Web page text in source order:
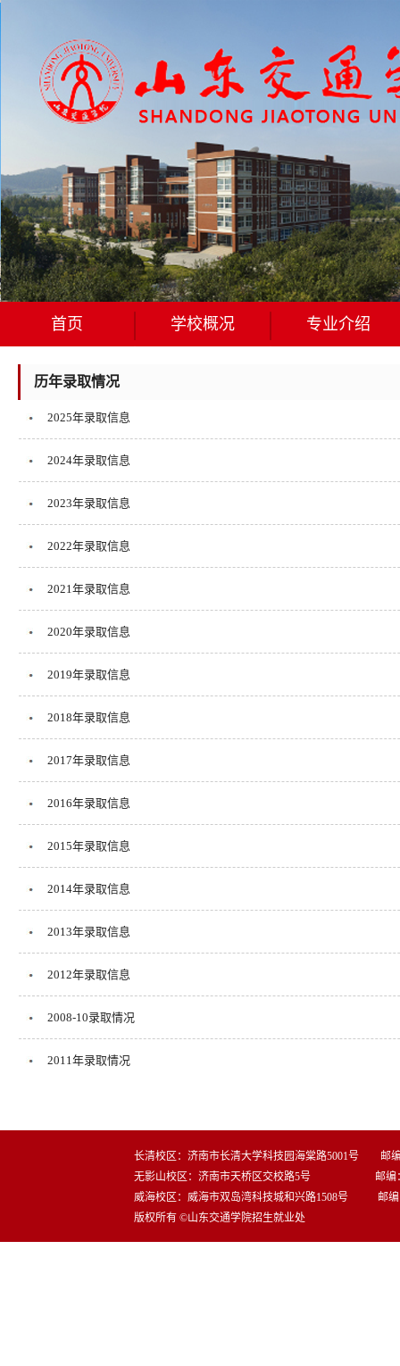
首页 学校概况 专业介绍
历年录取情况
2025年录取信息
2024年录取信息
2023年录取信息
2022年录取信息
2021年录取信息
2020年录取信息
2019年录取信息
2018年录取信息
2017年录取信息
2016年录取信息
2015年录取信息
2014年录取信息
2013年录取信息
2012年录取信息
2008-10录取情况
2011年录取情况
长清校区：济南市长清大学科技园海棠路5001号 邮编
无影山校区：济南市天桥区交校路5号 邮编：
威海校区：威海市双岛湾科技城和兴路1508号 邮编
版权所有 ©山东交通学院招生就业处